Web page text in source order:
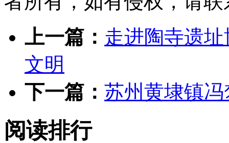
上一篇： 走进陶寺遗
文明
下一篇： 苏州黄埭镇
阅读排行